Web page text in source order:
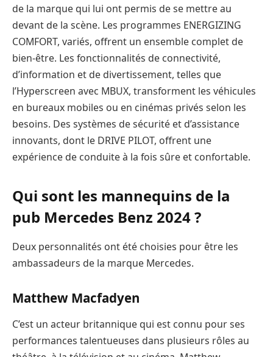
de la marque qui lui ont permis de se mettre au
devant de la scène. Les programmes ENERGIZING
COMFORT, variés, offrent un ensemble complet de
bien-être. Les fonctionnalités de connectivité,
d’information et de divertissement, telles que
l’Hyperscreen avec MBUX, transforment les véhicules
en bureaux mobiles ou en cinémas privés selon les
besoins. Des systèmes de sécurité et d’assistance
innovants, dont le DRIVE PILOT, offrent une
expérience de conduite à la fois sûre et confortable.
Qui sont les mannequins de la
pub Mercedes Benz 2024 ?
Deux personnalités ont été choisies pour être les
ambassadeurs de la marque Mercedes.
Matthew Macfadyen
C’est un acteur britannique qui est connu pour ses
performances talentueuses dans plusieurs rôles au